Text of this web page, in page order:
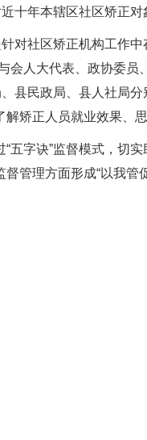
年本辖区社区矫正对
社区矫正机构工作中
会人大代表、政协委
县民政局、县人社局
矫正人员就业效果、
字诀”监督模式，切实
管理方面形成“以我